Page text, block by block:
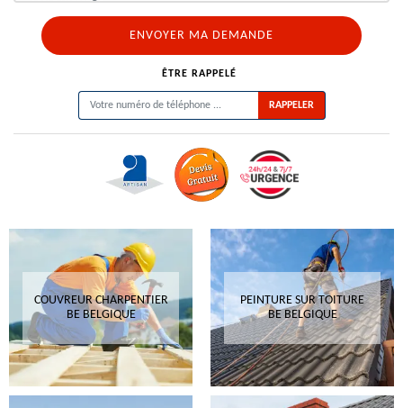
ÊTRE RAPPELÉ
COUVREUR CHARPENTIER
BE BELGIQUE
PEINTURE SUR TOITURE
BE BELGIQUE